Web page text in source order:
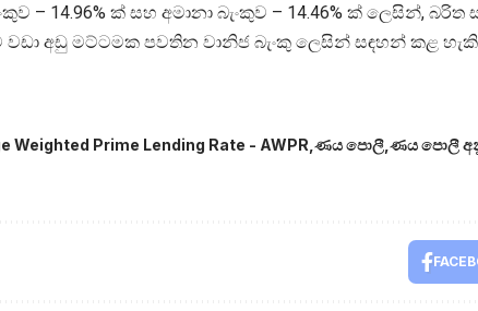
– 14.96% ක් සහ අමානා බැංකුව – 14.46% ක් ලෙසින්, බරිත
වඩා අඩු මට්ටමක පවතින වානිජ බැංකු ලෙසින් සඳහන් කළ
Weighted Prime Lending Rate - AWPR ණය පොලී ණය පොලී